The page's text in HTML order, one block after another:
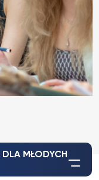
DLA MŁODYCH